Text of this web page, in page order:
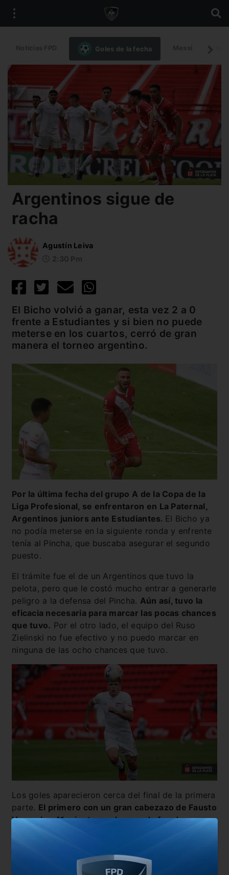
Goles de la fecha
Argentinos sigue de
racha
Agustín Leiva
El Bicho volvió a ganar, esta vez 2 a 0
frente a Estudiantes y si bien no puede
meterse en los cuartos, cerró de gran
manera el torneo argentino.
Por la última fecha del grupo A de la Copa de la
Liga Profesional, se enfrentaron en La Paternal,
Argentinos juniors ante Estudiantes. El Bicho ya
no podía meterse en la siguiente ronda y enfrente
tenía al Pincha, que buscaba asegurar el segundo
puesto.
El trámite fue el de un Argentinos que tuvo la
pelota, pero que le costó mucho entrar a generarle
peligro a la defensa del Pincha. Aún así, tuvo la
eficacia necesaria para marcar las pocas chances
que tuvo. Por el otro lado, el equipo del Ruso
Zielinski no fue efectivo y no puedo marcar en
ninguna de las ocho chances que tuvo.
Los goles aparecieron cerca del final de la primera
parte. El primero con un gran cabezazo de Fausto
Vera a los 41 minutos y el segundo fue de
Herrera desde los 12 pasos para darle la victoria
entre San Lorenzo y Racing para saber en que
posición quedará, mientras que Argentinos ya